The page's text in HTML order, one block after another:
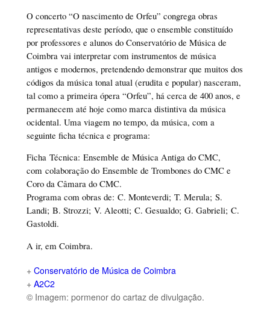
O concerto “O nascimento de Orfeu” congrega obras
representativas deste período, que o ensemble constituído
por professores e alunos do Conservatório de Música de
Coimbra vai interpretar com instrumentos de música
antigos e modernos, pretendendo demonstrar que muitos dos
códigos da música tonal atual (erudita e popular) nasceram,
tal como a primeira ópera “Orfeu”, há cerca de 400 anos, e
permanecem até hoje como marca distintiva da música
ocidental. Uma viagem no tempo, da música, com a
seguinte ficha técnica e programa:
Ficha Técnica: Ensemble de Música Antiga do CMC,
com colaboração do Ensemble de Trombones do CMC e
Coro da Câmara do CMC.
Programa com obras de: C. Monteverdi; T. Merula; S.
Landi; B. Strozzi; V. Aleotti; C. Gesualdo; G. Gabrieli; C.
Gastoldi.
A ir, em Coimbra.
+ Conservatório de Música de Coimbra
+ A2C2
© Imagem: pormenor do cartaz de divulgação.